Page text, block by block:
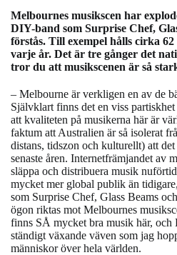
Melbournes musikscen har
DIY-band som Surprise Chef,
förstås. Till exempel hålls cirka
varje år. Det är tre gånger det
tror du att musikscenen är så
– Melbourne är verkligen en av de
Självklart finns det en viss
att kvaliteten på musikerna här är
faktum att Australien är så isolerat
distans, tidszon och kulturellt) att
senaste åren. Internetfrämjandet av
släppa och distribuera musik
mycket mer global publik än
som Surprise Chef, Glass Beams
ögon riktas mot Melbournes
finns SÅ mycket bra musik här, och
ständigt växande väven som jag
människor över hela världen.